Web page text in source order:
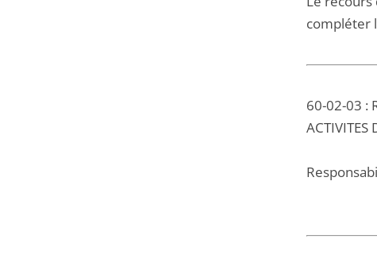
compléter
60-02-03 :
ACTIVITES